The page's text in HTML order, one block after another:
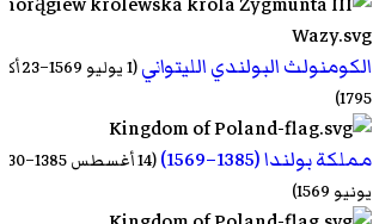
الكومنولث البولندي الليتواني
(1 يوليو
1795)
مملكة بولندا (1385–1569)
(14 أغسطس 1385–30
يونيو 1569)